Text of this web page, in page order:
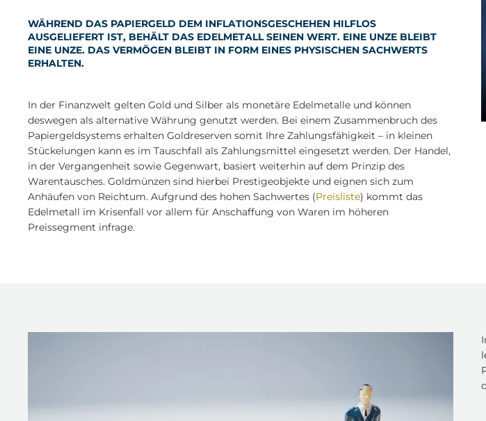
WÄHREND DAS PAPIERGELD DEM INFLATIONSGESCHEHEN HILFLOS
AUSGELIEFERT IST, BEHÄLT DAS EDELMETALL SEINEN WERT. EINE UNZE BLEIBT
EINE UNZE. DAS VERMÖGEN BLEIBT IN FORM EINES PHYSISCHEN SACHWERTS
ERHALTEN.
In der Finanzwelt gelten Gold und Silber als monetäre Edelmetalle und können
deswegen als alternative Währung genutzt werden. Bei einem Zusammenbruch des
Papiergeldsystems erhalten Goldreserven somit Ihre Zahlungsfähigkeit – in kleinen
Stückelungen kann es im Tauschfall als Zahlungsmittel eingesetzt werden. Der Handel,
in der Vergangenheit sowie Gegenwart, basiert weiterhin auf dem Prinzip des
Warentausches. Goldmünzen sind hierbei Prestigeobjekte und eignen sich zum
Anhäufen von Reichtum. Aufgrund des hohen Sachwertes (Preisliste) kommt das
Edelmetall im Krisenfall vor allem für Anschaffung von Waren im höheren
Preissegment infrage.